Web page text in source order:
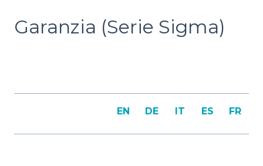
Garanzia (Serie Sigma)
EN DE IT ES FR